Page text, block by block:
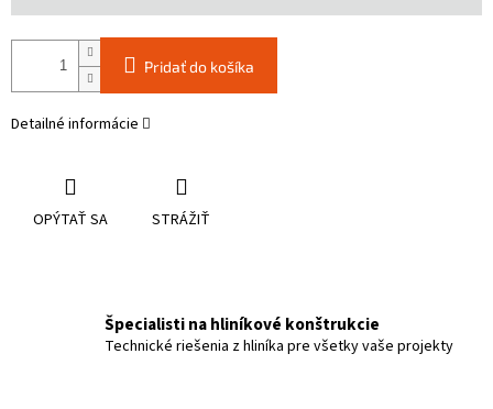
Pridať do košíka
Detailné informácie
OPÝTAŤ SA STRÁŽIŤ
Špecialisti na hliníkové konštrukcie
Technické riešenia z hliníka pre všetky vaše projekty